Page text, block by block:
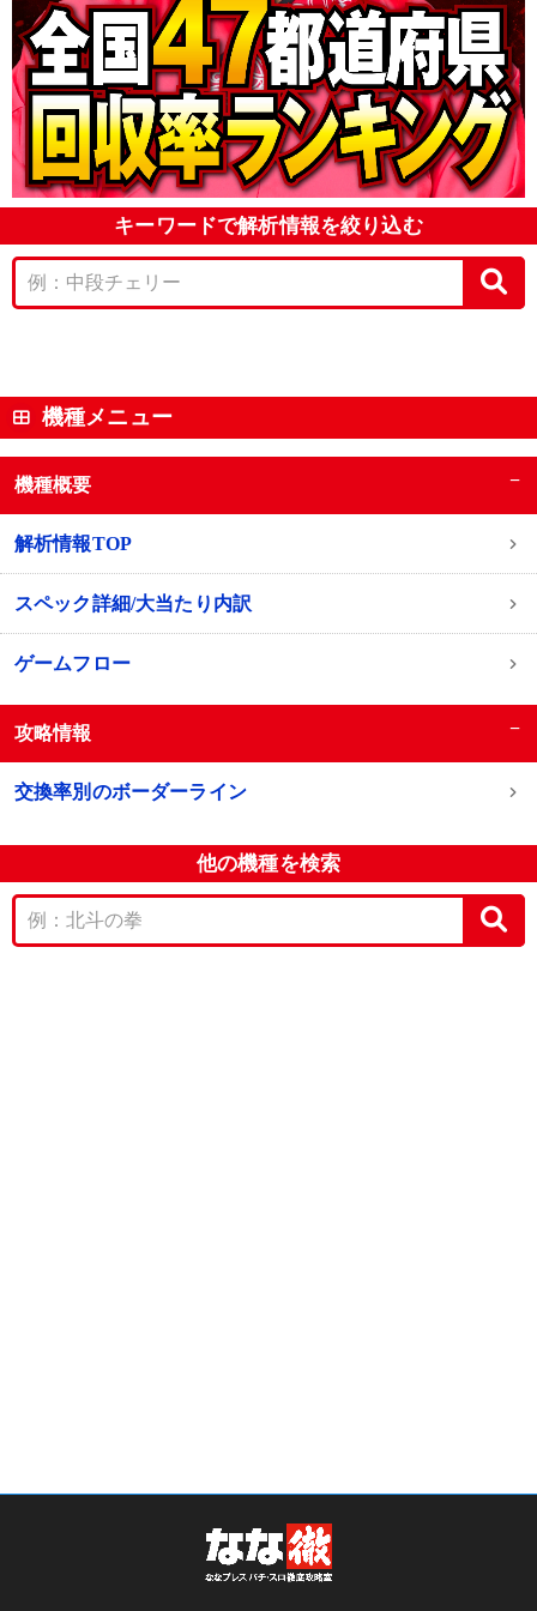
キーワードで解析情報を絞り込む
機種メニュー
機種概要 −
解析情報TOP
スペック詳細/大当たり内訳
ゲームフロー
攻略情報 −
交換率別のボーダーライン
他の機種を検索